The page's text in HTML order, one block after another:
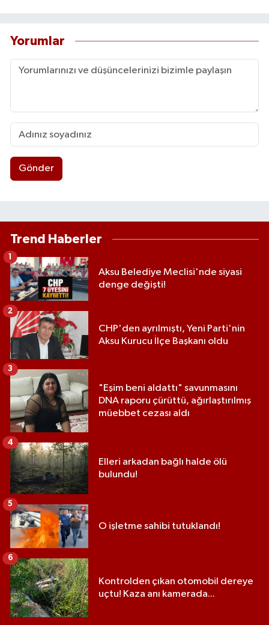
Yorumlar
Gönder
Trend Haberler
Aksu Belediye Meclisi'nde siyasi
denge değişti!
1
CHP'den ayrılmıştı, Yeni Parti'nin
Aksu Kurucu İlçe Başkanı oldu
2
"Eşim beni aldattı" savunmasını
DNA raporu çürüttü, ağırlaştırılmış
müebbet cezası aldı
3
Elleri arkadan bağlı halde ölü
bulundu!
4
O işletme sahibi tutuklandı!
5
Kontrolden çıkan otomobil dereye
uçtu! Kaza anı kamerada...
6